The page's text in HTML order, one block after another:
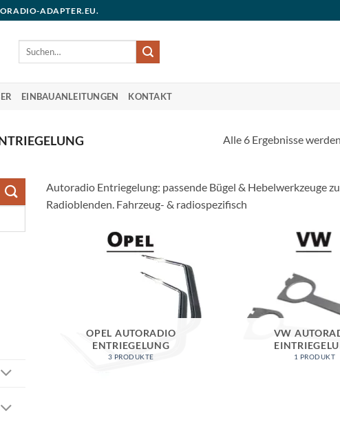
ADAPTER.EU.
Suchen
EINBAUANLEITUNGEN KONTAKT
Alle 6 Ergebnisse
Autoradio Entriegelung: passende Bügel & Hebelwerkzeuge
Radioblenden. Fahrzeug- & radiospezifisch
OPEL AUTORADIO
ENTRIEGELUNG
3 PRODUKTE
VW
1 PRODUKT